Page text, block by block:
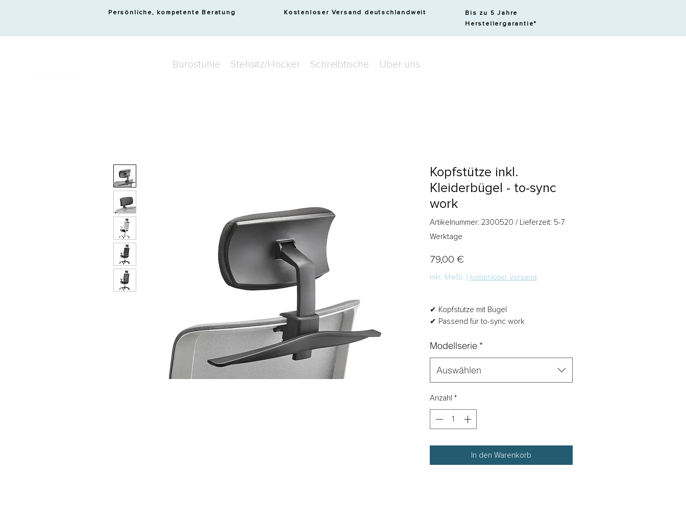
Persönliche, kompetente Beratung Kostenloser Versand deutschlandweit
Bis zu 5 Jahre
Herstellergarantie*
Bürostühle Stehsitz/Hocker Schreibtische Über uns
Kopfstütze inkl.
Kleiderbügel - to-sync
work
Artikelnummer: 2300520 / Lieferzeit: 5-7
Werktage
79,00 €Preis
inkl. MwSt. | kostenloser Versand
✔ Kopfstütze mit Bügel
✔ Passend für to-sync work
Modellserie *
Auswählen
Anzahl *
In den Warenkorb